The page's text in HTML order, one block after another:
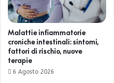
Malattie infiammatorie
croniche intestinali: sintomi,
fattori di rischio, nuove
terapie
6 Agosto 2026